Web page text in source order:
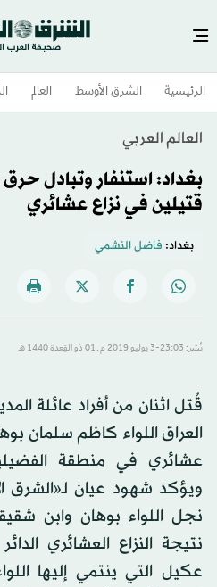
الرئيسية الشرق الأوسط​ العالم
العالم العربي
بغداد: استنفار وتبادل
قتيلين في نزاع عشائري
بغداد: فاضل النشمي
نُشر: 23:03-3 يوليو 2019 م ـ 01 ذو القِعدة 1440 هـ
قُتل اثنان من أفراد عائلة
العراق اللواء كاظم سلمان
عشائري في منطقة
ويؤكد شهود عيان
نجل اللواء بوهان وابن
نتيجة النزاع العشائري
عكيل التي ينتمي إليها